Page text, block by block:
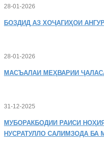
28-01-2026
БОЗДИД АЗ ХОҶАГИҲОИ
28-01-2026
МАСЪАЛАИ МЕҲВАРИИ
31-12-2025
МУБОРАКБОДИИ РАИСИ
НУСРАТУЛЛО САЛИМЗОДА БА